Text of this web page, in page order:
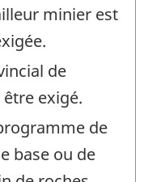
minier est
de
exigé.
de
base ou de